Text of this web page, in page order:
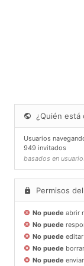
¿Quién está
Usuarios
949 invitados
basados en
Permisos
No puede abrir
No puede
No puede
No puede
No puede